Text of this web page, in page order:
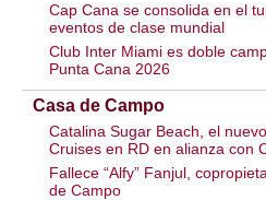
Cap Cana se consolida en el
eventos de clase mundial
Club Inter Miami es doble
Punta Cana 2026
Casa de Campo
Catalina Sugar Beach, el
Cruises en RD en alianza con
Fallece “Alfy” Fanjul,
de Campo